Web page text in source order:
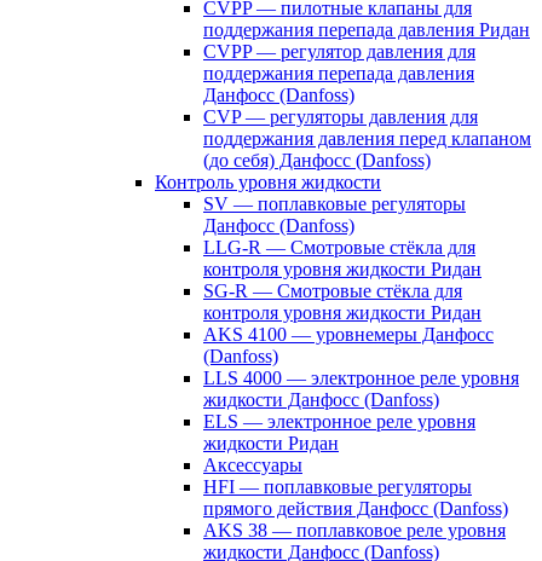
CVPP — пилотные клапаны для
поддержания перепада давления Ридан
CVPP — регулятор давления для
поддержания перепада давления
Данфосс (Danfoss)
CVP — регуляторы давления для
поддержания давления перед клапаном
(до себя) Данфосс (Danfoss)
Контроль уровня жидкости
SV — поплавковые регуляторы
Данфосс (Danfoss)
LLG-R — Смотровые стёкла для
контроля уровня жидкости Ридан
SG-R — Смотровые стёкла для
контроля уровня жидкости Ридан
AKS 4100 — уровнемеры Данфосс
(Danfoss)
LLS 4000 — электронное реле уровня
жидкости Данфосс (Danfoss)
ELS — электронное реле уровня
жидкости Ридан
Аксессуары
HFI — поплавковые регуляторы
прямого действия Данфосс (Danfoss)
AKS 38 — поплавковое реле уровня
жидкости Данфосс (Danfoss)